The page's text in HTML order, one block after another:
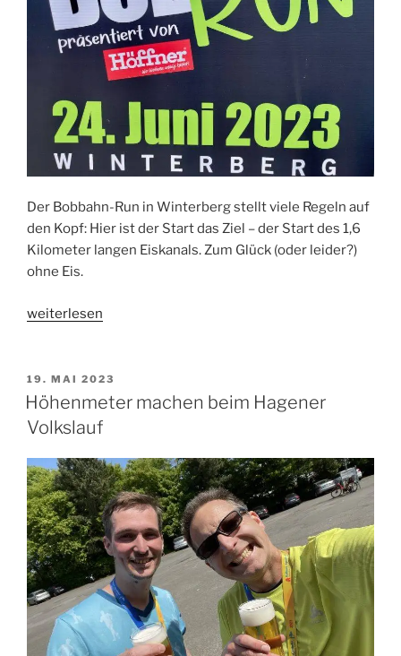
Der Bobbahn-Run in Winterberg stellt viele Regeln auf
den Kopf: Hier ist der Start das Ziel – der Start des 1,6
Kilometer langen Eiskanals. Zum Glück (oder leider?)
ohne Eis.
„Der
das
Ziel:
Bobbahn-
2023
in
Winterberg“
weiterlesen
VERÖFFENTLICHT
AM
19. MAI 2023
Höhenmeter machen beim Hagener
Volkslauf